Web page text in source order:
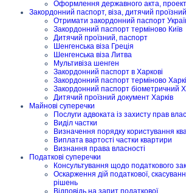
Оформлення державного акта,
Закордонний паспорт, віза, дитячий проїзний
Отримати закордонний паспорт
Закордонний паспорт терміново Київ
Дитячий проїзний, паспорт
Шенгенська віза Греція
Шенгенська віза Литва
Мультивіза шенген
Закордонний паспорт в Харкові
Закордонний паспорт терміново
Закордонний паспорт біометричний
Дитячий проїзний документ Харків
Майнові суперечки
Послуги адвоката із захисту прав
Виділ частки
Визначення порядку користування
Виплата вартості частки квартири
Визнання права власності
Податкові суперечки
Консультування щодо податкового
Оскарження дій податкової,
рішень